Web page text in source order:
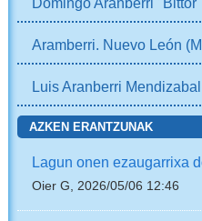
Aramberri. Nuevo León
Luis Aranberri
AZKEN ERANTZUNAK
Lagun onen ezaugarrixa
Oier G, 2026/05/06 12:46